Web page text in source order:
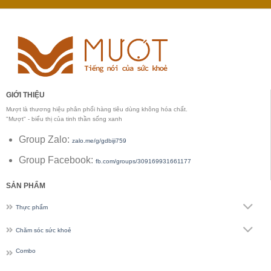
GIỚI THIỆU
Mượt là thương hiệu phân phối hàng tiêu dùng không hóa chất.
"Mượt" - biểu thị của tinh thần sống xanh
Group Zalo: zalo.me/g/gdbiji759
Group Facebook: fb.com/groups/309169931661177
SẢN PHẨM
Thực phẩm
Chăm sóc sức khoẻ
Combo